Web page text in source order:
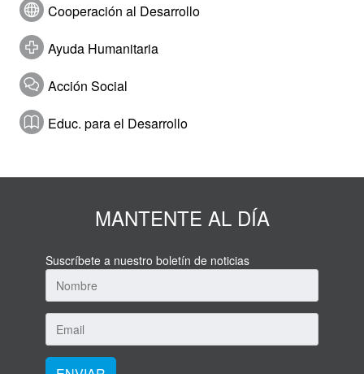
Cooperación al Desarrollo
Ayuda Humanitaria
Acción Social
Educ. para el Desarrollo
MANTENTE AL DÍA
Suscríbete a nuestro boletín de noticias